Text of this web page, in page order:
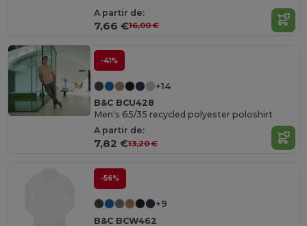
A partir de:
7,66 €16,00 €
-41%
+14
B&C BCU428
Men's 65/35 recycled polyester poloshirt
A partir de:
7,82 €13,20 €
-56%
+9
B&C BCW462